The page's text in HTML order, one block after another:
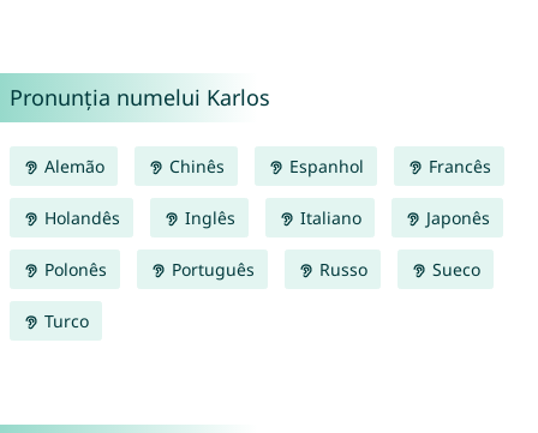
Pronunția numelui Karlos
Alemão Chinês Espanhol Francês
Holandês Inglês Italiano Japonês
Polonês Português Russo Sueco
Turco